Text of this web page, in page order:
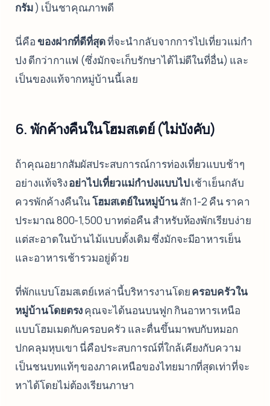
กรัม) เป็นชาคุณภาพดี
นี่คือของฝากที่ดีที่สุดที่จะนำกลับจากการไปเที่ยวแม่กำ
ปง ดีกว่ากาแฟ (ซึ่งมักจะเก็บรักษาได้ไม่ดีในที่อื่น) และ
เป็นของแท้จากหมู่บ้านนี้เลย
6. พักค้างคืนในโฮมสเตย์ (ไม่บังคับ)
ถ้าคุณอยากสัมผัสประสบการณ์การท่องเที่ยวแบบช้าๆ
อย่างแท้จริงอย่าไปเที่ยวแม่กำปงแบบไปเช้าเย็นกลับ
ควรพักค้างคืนในโฮมสเตย์ในหมู่บ้านสัก 1-2 คืน ราคา
ประมาณ 800-1,500 บาทต่อคืน สำหรับห้องพักเรียบง่าย
แต่สะอาดในบ้านไม้แบบดั้งเดิม ซึ่งมักจะมีอาหารเย็น
และอาหารเช้ารวมอยู่ด้วย
ที่พักแบบโฮมสเตย์เหล่านี้บริหารงานโดยครอบครัวใน
หมู่บ้านโดยตรงคุณจะได้นอนบนฟูก กินอาหารเหนือ
แบบโฮมเมดกับครอบครัว และตื่นขึ้นมาพบกับหมอก
ปกคลุมหุบเขา นี่คือประสบการณ์ที่ใกล้เคียงกับความ
เป็นชนบทแท้ๆ ของภาคเหนือของไทยมากที่สุดเท่าที่จะ
หาได้โดยไม่ต้องเรียนภาษา